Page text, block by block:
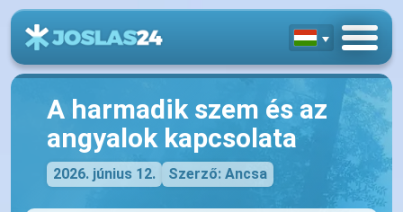
A harmadik szem és az
angyalok kapcsolata
2026. június 12. Szerző: Ancsa